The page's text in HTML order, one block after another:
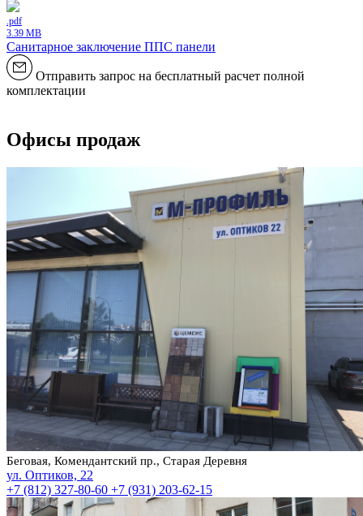
.pdf
3.39 MB
Санитарное заключение ППС панели
Отправить запрос на бесплатный расчет полной
комплектации
Офисы продаж
Беговая, Комендантский пр., Старая Деревня
ул. Оптиков, 22
+7 (812) 327-80-60 +7 (931) 203-62-15